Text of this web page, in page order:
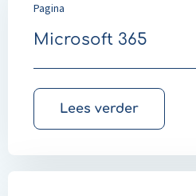
Pagina
Microsoft 365
Lees verder